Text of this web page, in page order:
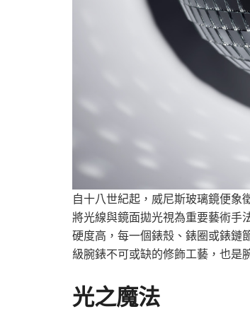
自十八世紀起，威尼斯玻璃鏡便象
將光線與鏡面拋光視為重要藝術手
硬度高，每一個錶殼、錶圈或錶鏈
級腕錶不可或缺的修飾工藝，也是
光之魔法